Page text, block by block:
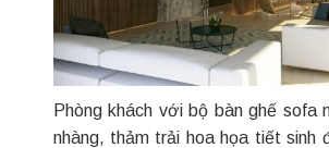
Phòng khách với bộ bàn ghế sofa
nhàng, thảm trải hoa họa tiết sinh